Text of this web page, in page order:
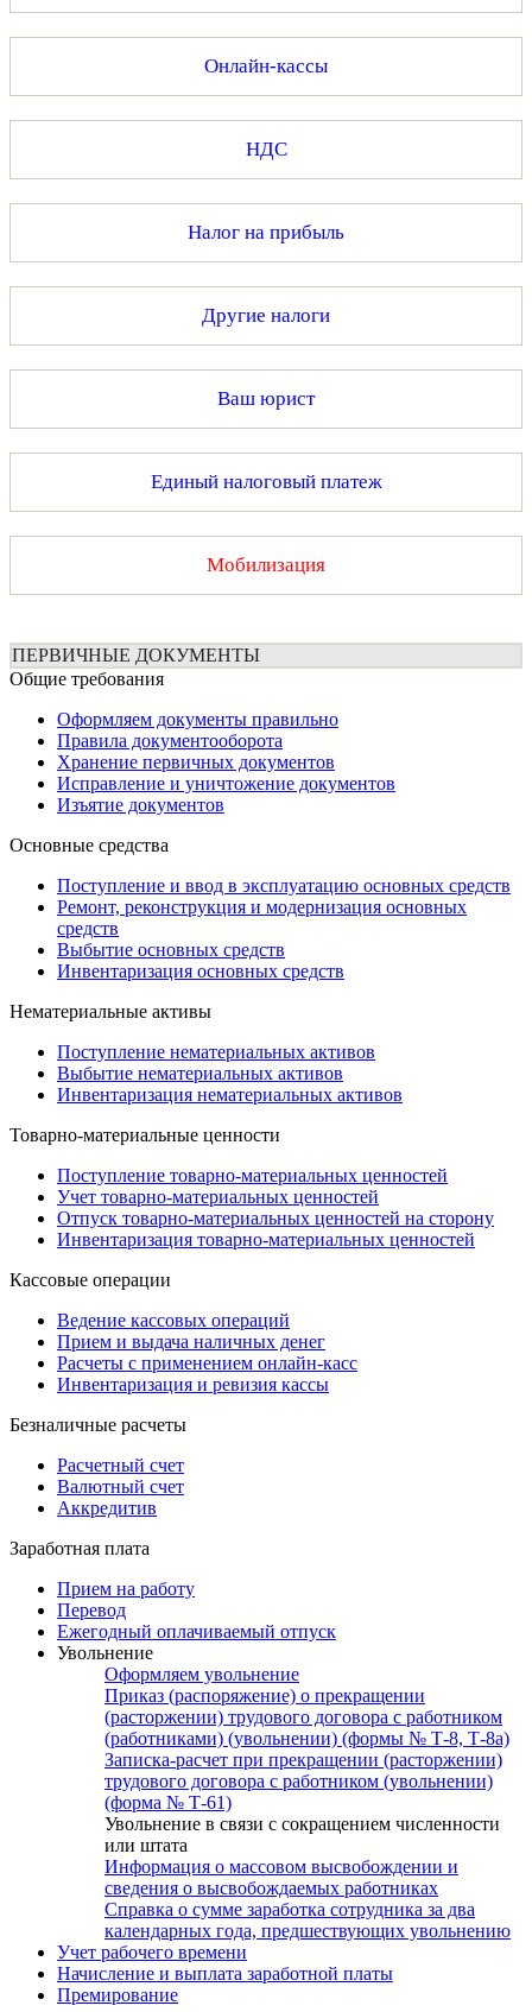
Онлайн-кассы
НДС
Налог на прибыль
Другие налоги
Ваш юрист
Единый налоговый платеж
Мобилизация
ПЕРВИЧНЫЕ ДОКУМЕНТЫ
Общие требования
Оформляем документы правильно
Правила документооборота
Хранение первичных документов
Исправление и уничтожение документов
Изъятие документов
Основные средства
Поступление и ввод в эксплуатацию основных средств
Ремонт, реконструкция и модернизация основных
средств
Выбытие основных средств
Инвентаризация основных средств
Нематериальные активы
Поступление нематериальных активов
Выбытие нематериальных активов
Инвентаризация нематериальных активов
Товарно-материальные ценности
Поступление товарно-материальных ценностей
Учет товарно-материальных ценностей
Отпуск товарно-материальных ценностей на сторону
Инвентаризация товарно-материальных ценностей
Кассовые операции
Ведение кассовых операций
Прием и выдача наличных денег
Расчеты с применением онлайн-касс
Инвентаризация и ревизия кассы
Безналичные расчеты
Расчетный счет
Валютный счет
Аккредитив
Заработная плата
Прием на работу
Перевод
Ежегодный оплачиваемый отпуск
Увольнение
Оформляем увольнение
Приказ (распоряжение) о прекращении
(расторжении) трудового договора с работником
(работниками) (увольнении) (формы № Т-8, Т-8а)
Записка-расчет при прекращении (расторжении)
трудового договора с работником (увольнении)
(форма № Т-61)
Увольнение в связи с сокращением численности
или штата
Информация о массовом высвобождении и
сведения о высвобождаемых работниках
Справка о сумме заработка сотрудника за два
календарных года, предшествующих увольнению
Учет рабочего времени
Начисление и выплата заработной платы
Премирование